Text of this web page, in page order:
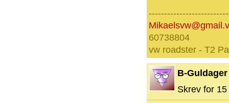
60738804
vw roadster - T2
B-Guldager
Skrev for